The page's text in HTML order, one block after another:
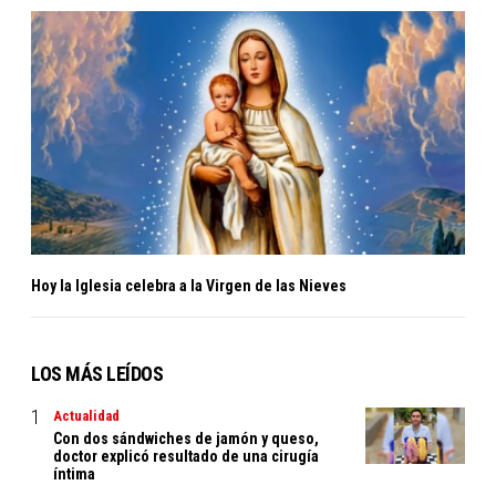
Hoy la Iglesia celebra a la Virgen de las Nieves
LOS MÁS LEÍDOS
Actualidad
Con dos sándwiches de jamón y queso,
doctor explicó resultado de una cirugía
íntima